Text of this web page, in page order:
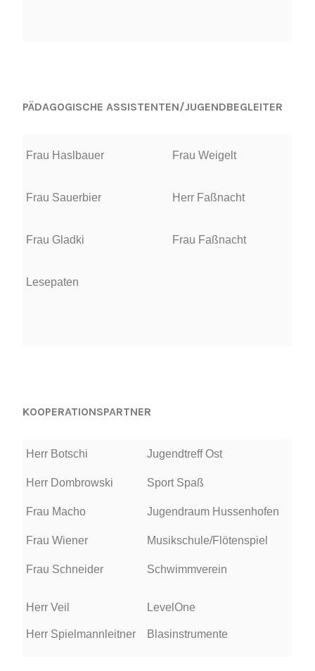
PÄDAGOGISCHE ASSISTENTEN/JUGENDBEGLEITER
Frau Haslbauer Frau Weigelt
Frau Sauerbier Herr Faßnacht
Frau Gladki Frau Faßnacht
Lesepaten
KOOPERATIONSPARTNER
Herr Botschi Jugendtreff Ost
Herr Dombrowski Sport Spaß
Frau Macho Jugendraum Hussenhofen
Frau Wiener Musikschule/Flötenspiel
Frau Schneider Schwimmverein
Herr Veil
Herr Spielmannleitner
LevelOne
Blasinstrumente